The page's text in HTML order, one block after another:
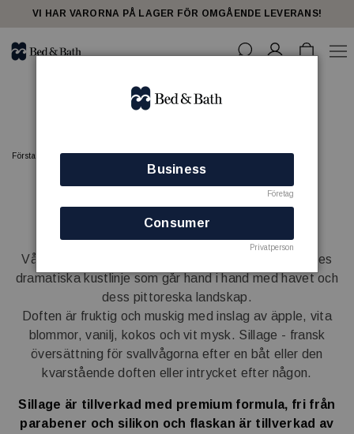
share23VI HAR VARORNA PÅ LAGER FÖR OMGÅENDE LEVERANS!
Sillage
Förstasidan TVÅL Sillage
Vår tvålserie
är inspirerad av södra Frankrikes
dramatiska kustlinje som går hand i hand med havet och
dess pittoreska landskap.
Doften är fruktig och muskig med inslag av äpple, vita
blommor, vanilj, kokos och vit mysk. Sillage - fransk
översättning för svallvågorna efter en båt eller den
kvarstående doften eller intrycket efter någon.
Sillage är tillverkad med premium formula, fri från
parabener och silikon och flaskan är tillverkad av
Business
Företag
Consumer
Privatperson